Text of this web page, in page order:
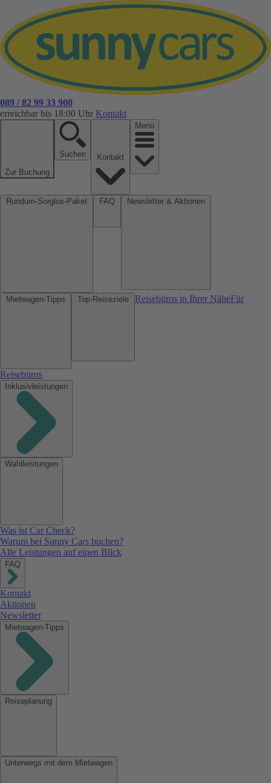
089 / 82 99 33 900
erreichbar bis 18:00 Uhr Kontakt
Zur Buchung
Suchen
Menü
Reisebüros in Ihrer NäheFür
Reisebüros
Inklusivleistungen
Wahlleistungen
Was ist Car Check?
Warum bei Sunny Cars buchen?
Alle Leistungen auf einen Blick
FAQ
Kontakt
Aktionen
Newsletter
Mietwagen-Tipps
Reiseplanung
Unterwegs mit dem Mietwagen